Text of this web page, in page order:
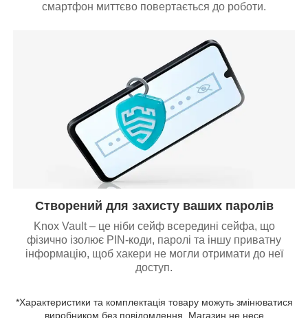
смартфон миттєво повертається до роботи.
Створений для захисту ваших паролів
Knox Vault – це ніби сейф всередині сейфа, що
фізично ізолює PIN-коди, паролі та іншу приватну
інформацію, щоб хакери не могли отримати до неї
доступ.
*Характеристики та комплектація товару можуть змінюватися
виробником без повідомлення. Магазин не несе